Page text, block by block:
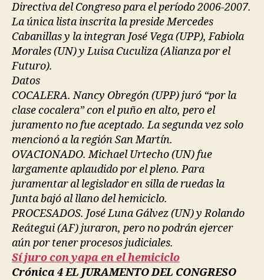
Directiva del Congreso para el período 2006-2007.
La única lista inscrita la preside Mercedes
Cabanillas y la integran José Vega (UPP), Fabiola
Morales (UN) y Luisa Cuculiza (Alianza por el
Futuro).
Datos
COCALERA. Nancy Obregón (UPP) juró “por la
clase cocalera” con el puño en alto, pero el
juramento no fue aceptado. La segunda vez solo
mencionó a la región San Martín.
OVACIONADO. Michael Urtecho (UN) fue
largamente aplaudido por el pleno. Para
juramentar al legislador en silla de ruedas la
Junta bajó al llano del hemiciclo.
PROCESADOS. José Luna Gálvez (UN) y Rolando
Reátegui (AF) juraron, pero no podrán ejercer
aún por tener procesos judiciales.
Sí juro con yapa en el hemiciclo
Crónica 4 EL JURAMENTO DEL CONGRESO